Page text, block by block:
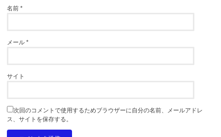
名前*
メール*
サイト
次回のコメントで使用するためブラウザーに自分の名前、メールアドレ
ス、サイトを保存する。